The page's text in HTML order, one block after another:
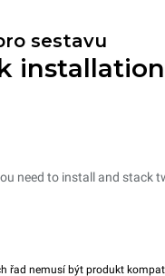
sestavu
need to install and stack
řad nemusí být produkt